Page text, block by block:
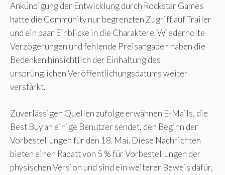
Ankündigung der Entwicklung durch Rockstar Games
hatte die Community nur begrenzten Zugriff auf Trailer
und ein paar Einblicke in die Charaktere. Wiederholte
Verzögerungen und fehlende Preisangaben haben die
Bedenken hinsichtlich der Einhaltung des
ursprünglichen Veröffentlichungsdatums weiter
verstärkt.
Zuverlässigen Quellen zufolge erwähnen E-Mails, die
Best Buy an einige Benutzer sendet, den Beginn der
Vorbestellungen für den 18. Mai. Diese Nachrichten
bieten einen Rabatt von 5 % für Vorbestellungen der
physischen Version und sind ein weiterer Beweis dafür,